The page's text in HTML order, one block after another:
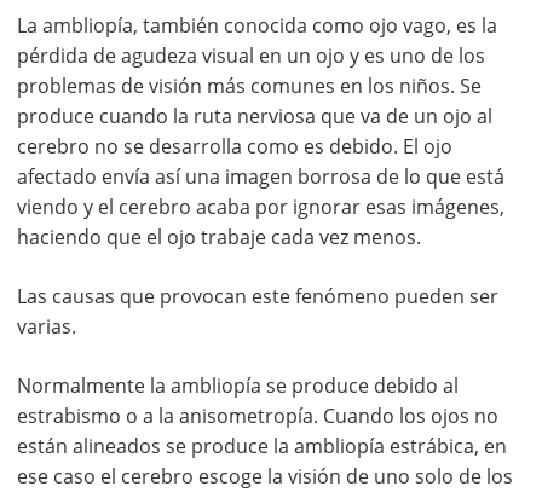
La ambliopía, también conocida como ojo vago, es la
pérdida de agudeza visual en un ojo y es uno de los
problemas de visión más comunes en los niños. Se
produce cuando la ruta nerviosa que va de un ojo al
cerebro no se desarrolla como es debido. El ojo
afectado envía así una imagen borrosa de lo que está
viendo y el cerebro acaba por ignorar esas imágenes,
haciendo que el ojo trabaje cada vez menos.
Las causas que provocan este fenómeno pueden ser
varias.
Normalmente la ambliopía se produce debido al
estrabismo o a la anisometropía. Cuando los ojos no
están alineados se produce la ambliopía estrábica, en
ese caso el cerebro escoge la visión de uno solo de los